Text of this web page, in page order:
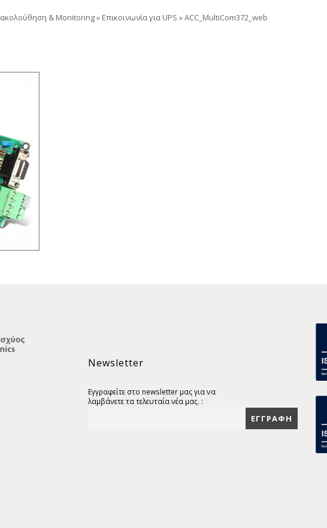
& Monitoring» Επικοινωνία για UPS »ACC_MultiCom372_web
Newsletter
Εγγραφείτε στο newsletter μας για να
λαμβάνετε τα τελευταία νέα μας. :